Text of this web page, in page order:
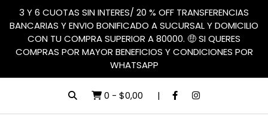
3 Y 6 CUOTAS SIN INTERES/ 20 % OFF TRANSFERENCIAS
BANCARIAS Y ENVIO BONIFICADO A SUCURSAL Y DOMICILIO
CON TU COMPRA SUPERIOR A 80000. 🤑 SI QUERES
COMPRAS POR MAYOR BENEFICIOS Y CONDICIONES POR
WHATSAPP
0 - $0,00